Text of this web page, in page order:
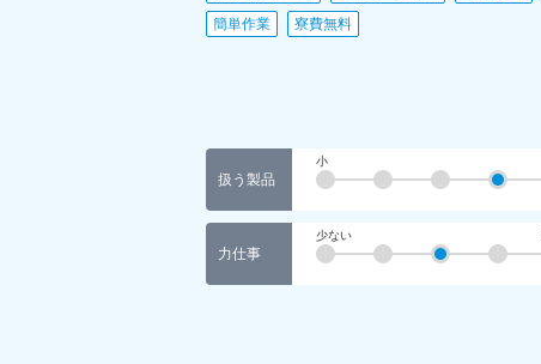
簡単作業
寮費無料
扱う製品
小
力仕事
少ない